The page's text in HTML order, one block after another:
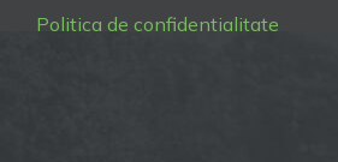
Politica de confidentialitate